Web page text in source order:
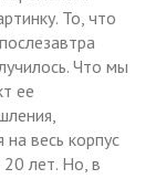
То, что
Что мы
ее
весь корпус
лет. Но, в